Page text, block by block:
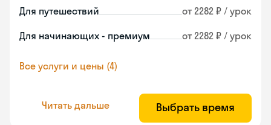
Для путешествий от 2282 ₽ / урок
Для начинающих - премиум от 2282 ₽ / урок
Все услуги и цены (4)
Читать дальше Выбрать время